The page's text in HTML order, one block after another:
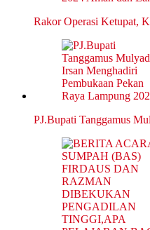
Rakor Operasi Ketupat,
PJ.Bupati Tanggamus